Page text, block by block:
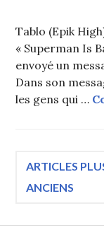
Tablo (Epik
« Superman Is
envoyé un
Dans son
les gens qui …
ARTICLES
ANCIENS